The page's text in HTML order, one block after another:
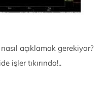
açıklamak gerekiyor?
işler tıkırında!..